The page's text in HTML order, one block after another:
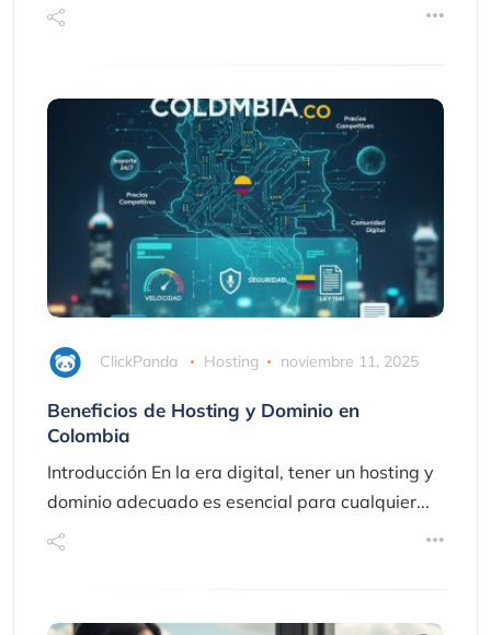
ClickPanda Hosting noviembre 11, 2025
Beneficios de Hosting y Dominio en
Colombia
Introducción En la era digital, tener un hosting y
dominio adecuado es esencial para cualquier...